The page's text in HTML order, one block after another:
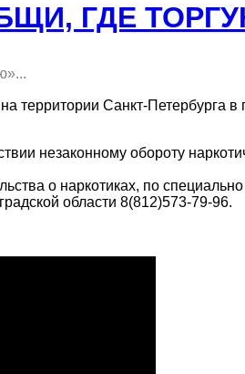
ГДЕ
территории Санкт-Петербурга
незаконному обороту
о наркотиках, по
области 8(812)573-79-96.